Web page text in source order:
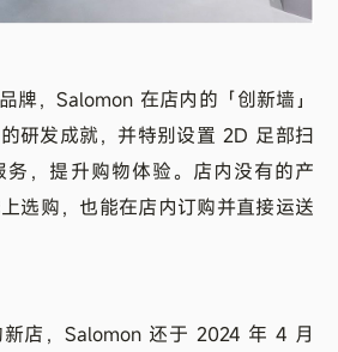
牌，Salomon 在店内的「创新墙」
研发成就，并特别设置 2D 足部扫
务，提升购物体验。店内没有的产
选购，也能在店内订购并直接运送
店，Salomon 还于 2024 年 4 月